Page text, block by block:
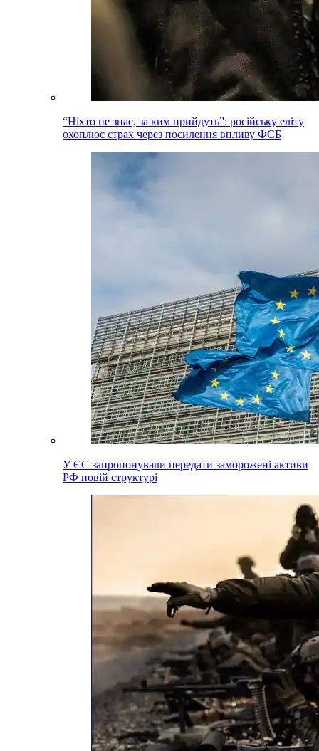
“Ніхто не знає, за ким прийдуть”: російську еліту
охоплює страх через посилення впливу ФСБ
У ЄС запропонували передати заморожені активи
РФ новій структурі